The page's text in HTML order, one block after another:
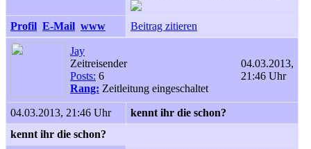
Profil E-Mail www Beitrag zitieren
Jay
Zeitreisender
Posts: 6
Rang: Zeitleitung eingeschaltet
04.03.2013,
21:46 Uhr
04.03.2013, 21:46 Uhr
kennt ihr die schon?
kennt ihr die schon?